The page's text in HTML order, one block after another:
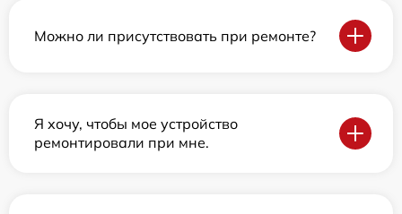
Можно ли присутствовать при ремонте?
Я хочу, чтобы мое устройство
ремонтировали при мне.